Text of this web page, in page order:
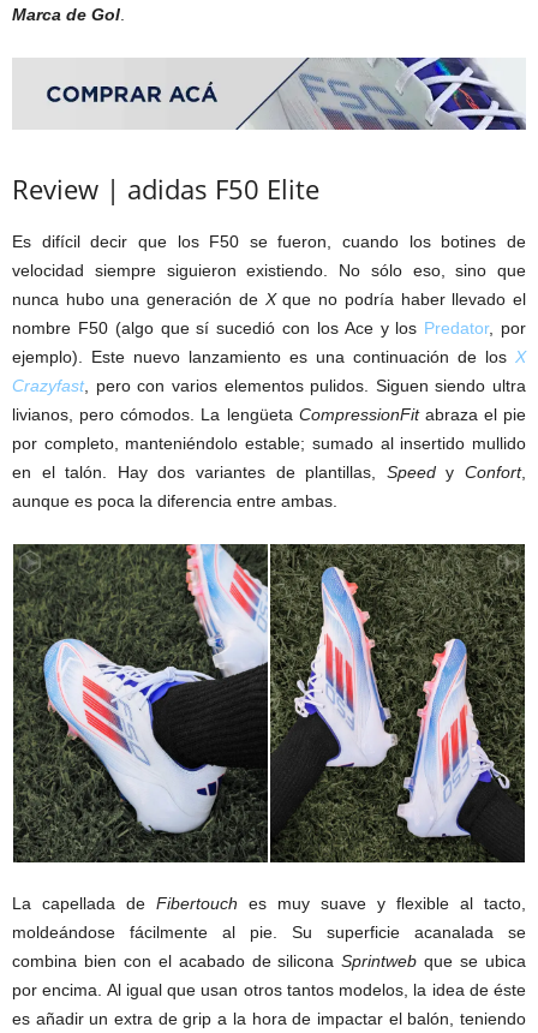
Marca de Gol.
Review | adidas F50 Elite
Es difícil decir que los F50 se fueron, cuando los botines de
velocidad siempre siguieron existiendo. No sólo eso, sino que
nunca hubo una generación de Xque no podría haber llevado el
nombre F50 (algo que sí sucedió con los Ace y los Predator, por
ejemplo). Este nuevo lanzamiento es una continuación de los X
Crazyfast, pero con varios elementos pulidos. Siguen siendo ultra
livianos, pero cómodos. La lengüeta CompressionFitabraza el pie
por completo, manteniéndolo estable; sumado al insertido mullido
en el talón. Hay dos variantes de plantillas, SpeedyConfort,
aunque es poca la diferencia entre ambas.
La capellada de Fibertouch es muy suave y flexible al tacto,
moldeándose fácilmente al pie. Su superficie acanalada se
combina bien con el acabado de siliconaSprintweb que se ubica
por encima. Al igual que usan otros tantos modelos, la idea de éste
es añadir un extra de grip a la hora de impactar el balón, teniendo